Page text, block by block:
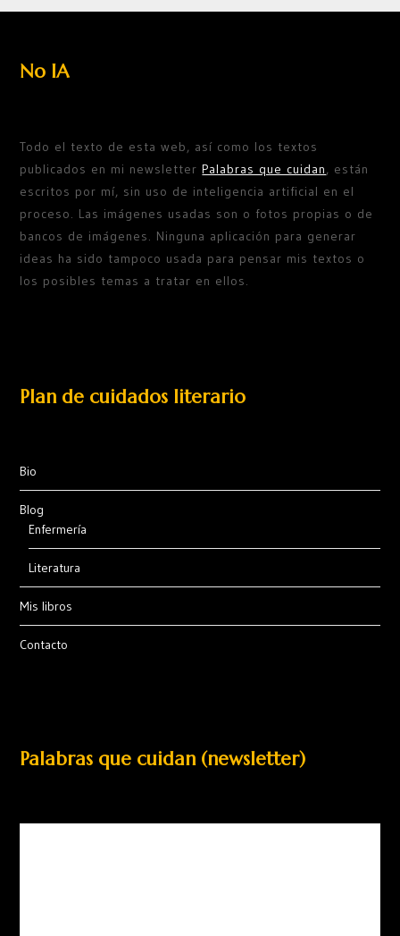
No IA
Todo el texto de esta web, así como los textos
publicados en mi newsletterPalabras que cuidan, están
escritos por mí, sin uso de inteligencia artificial en el
proceso. Las imágenes usadas son o fotos propias o de
bancos de imágenes. Ninguna aplicación para generar
ideas ha sido tampoco usada para pensar mis textos o
los posibles temas a tratar en ellos.
Plan de cuidados literario
Bio
Blog
Enfermería
Literatura
Mis libros
Contacto
Palabras que cuidan (newsletter)